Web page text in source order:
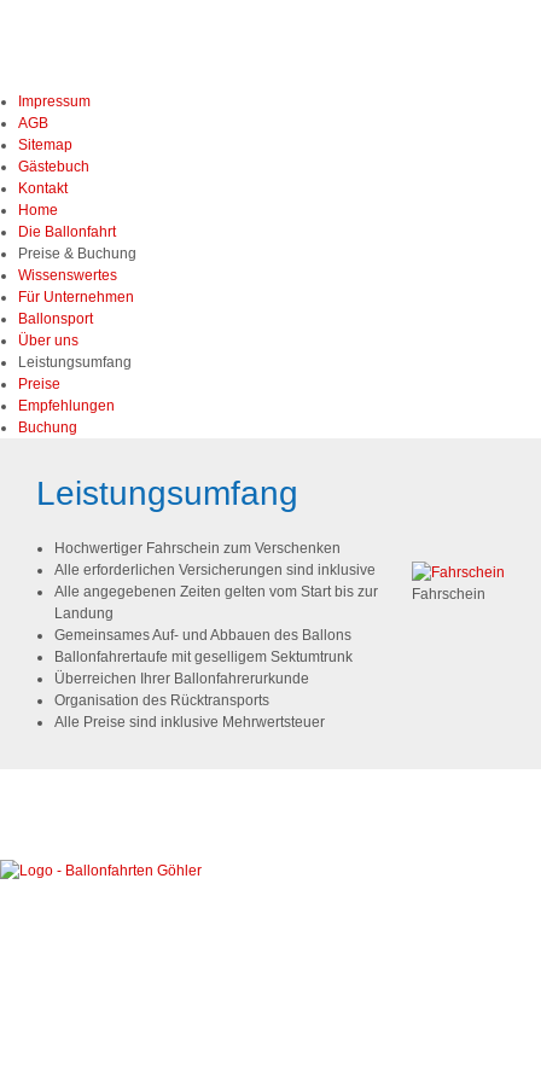
Navigation
überspringen
Impressum
AGB
Sitemap
Gästebuch
Kontakt
Home
Navigation
überspringen
Die Ballonfahrt
Preise & Buchung
Wissenswertes
Für Unternehmen
Ballonsport
Über uns
Navigation
überspringen
Leistungsumfang
Preise
Empfehlungen
Buchung
Leistungsumfang
Fahrschein
Hochwertiger Fahrschein zum Verschenken
Alle erforderlichen Versicherungen sind inklusive
Alle angegebenen Zeiten gelten vom Start bis zur
Landung
Gemeinsames Auf- und Abbauen des Ballons
Ballonfahrertaufe mit geselligem Sektumtrunk
Überreichen Ihrer Ballonfahrerurkunde
Organisation des Rücktransports
Alle Preise sind inklusive Mehrwertsteuer